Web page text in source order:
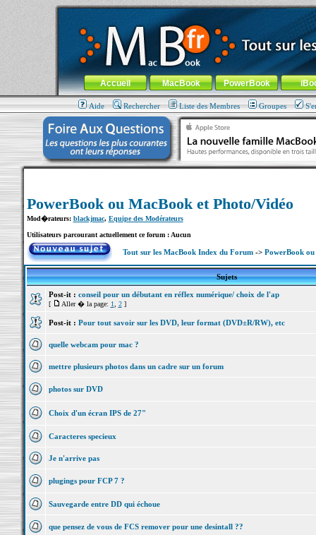
MacBook-fr.com : 100% Apple... 100% nomade !
Aller au contenu-Aller au menu général-Aller au menu de
Menu général
Accueil MacBook PowerBook
Aide Rechercher Liste des Membres Groupes
PowerBook ou MacBook et Photo/Vidéo
Mod�rateurs: blackjmac, Equipe des Modérateurs
Utilisateurs parcourant actuellement ce forum : Aucun
Tout sur les MacBook Index du Forum-> PowerBook
Sujets
Post-it : conseil pour un débutant en réflex numérique/ choix de l'ap
[ Aller � la page: 1 2]
Post-it : Pour tout savoir sur les DVD, leur format (DVD±R/RW), etc
quelle webcam pour mac ?
mettre plusieurs photos dans un cadre sur un forum
photos sur DVD
Choix d'un écran IPS de 27"
Caracteres specieux
Je n'arrive pas
plugings pour FCP 7 ?
Sauvegarde entre DD qui échoue
que pensez de vous de FCS remover pour une desintall ??